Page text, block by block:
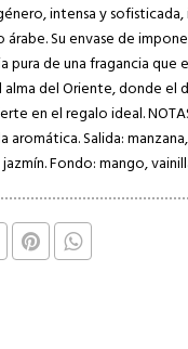
intensa y sofisticada,
árabe. Su envase de
pura de una fragancia que
alma del Oriente, donde el
en el regalo ideal.
aromática. Salida:
Fondo: mango,